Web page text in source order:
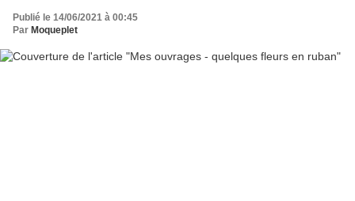
Publié le 14/06/2021 à 00:45
Par Moqueplet